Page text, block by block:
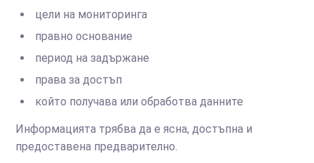
цели на мониторинга
правно основание
период на задържане
права за достъп
който получава или обработва данните
Информацията трябва да е ясна, достъпна и
предоставена предварително.